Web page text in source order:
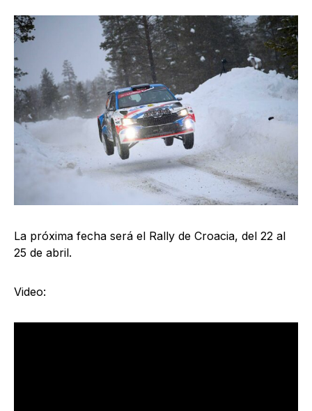
La próxima fecha será el Rally de Croacia, del 22 al
25 de abril.
Video: